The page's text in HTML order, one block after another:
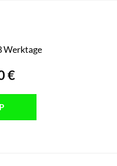
€Aktueller
Werktage